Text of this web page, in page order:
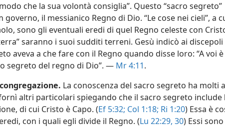
che la sua volontà consiglia”. Questo “sacro segreto”
governo, il messianico Regno di Dio. “Le cose nei cieli”, a
sono gli eventuali eredi di quel Regno celeste con
saranno i suoi sudditi terreni. Gesù indicò ai discepoli
aveva a che fare con il Regno quando disse loro: “A voi
segreto del regno di Dio”. — Mr 4:11.
La conoscenza del sacro segreto ha molti
fornì altri particolari spiegando che il sacro segreto include
di cui Cristo è Capo. (Ef 5:32; Col 1:18; Ri 1:20) Essa è
con i quali egli divide il Regno. (Lu 22:29, 30) Essi